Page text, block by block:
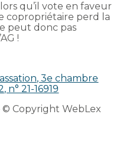
qu’il vote en faveur
copropriétaire perd la
peut donc pas
!
3e chambre
n° 21-16919
© Copyright WebLex